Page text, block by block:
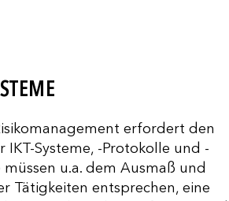
erfordert den
IKT-Systeme, -Protokolle und -
u.a. dem Ausmaß und
Tätigkeiten entsprechen, eine